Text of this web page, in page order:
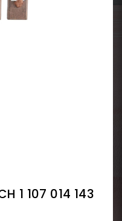
1 107 014 143